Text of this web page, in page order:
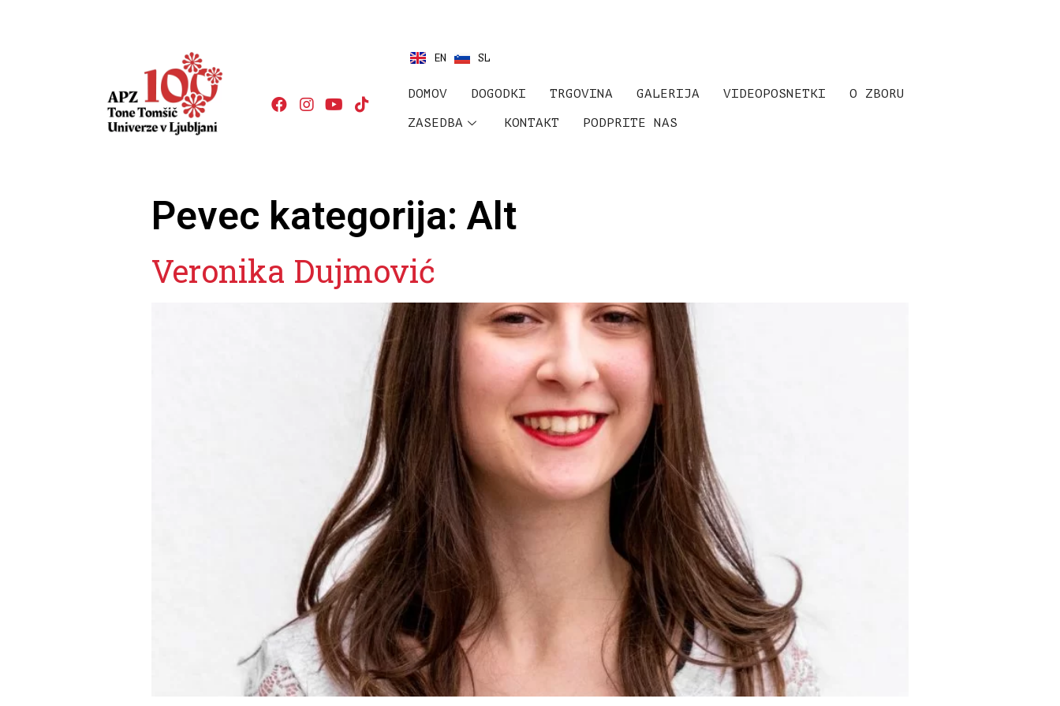
EN SL
DOMOV DOGODKI TRGOVINA GALERIJA VIDEOPOSNETKI O ZBORU
ZASEDBA KONTAKT PODPRITE NAS
Pevec kategorija: Alt
Veronika Dujmović